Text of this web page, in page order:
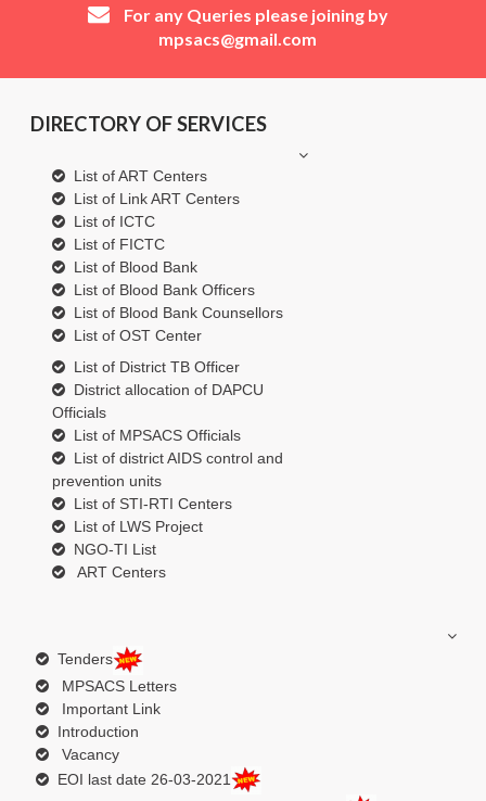
For any Queries please joining by
mpsacs@gmail.com
DIRECTORY OF SERVICES
List of ART Centers
List of Link ART Centers
List of ICTC
List of FICTC
List of Blood Bank
List of Blood Bank Officers
List of Blood Bank Counsellors
List of OST Center
List of District TB Officer
District allocation of DAPCU
Officials
List of MPSACS Officials
List of district AIDS control and
prevention units
List of STI-RTI Centers
List of LWS Project
NGO-TI List
ART Centers
Tenders
MPSACS Letters
Important Link
Introduction
Vacancy
EOI last date 26-03-2021